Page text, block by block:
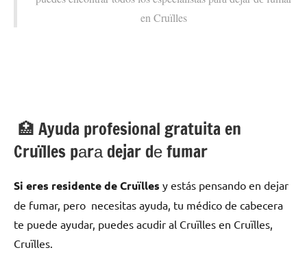
en Cruïlles
🏥 Ayuda profesional gratuita en
Cruïlles pаrа dejar dе fumar
Si eres residente dе Cruïlles у estás pensando en dejar
dе fumar, pero necesitas ayuda, tu médico dе cabecera
te puede ayudar, puedes acudir al Cruïlles en Cruïlles,
Cruïlles.